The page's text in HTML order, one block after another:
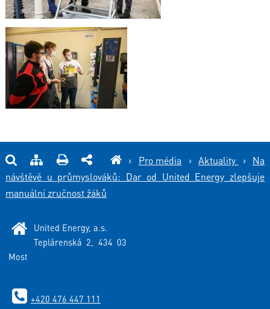
› Pro média › Aktuality › Na
návštěvě u průmyslováků: Dar od United Energy zlepšuje
manuální zručnost žáků
United Energy, a.s.
Teplárenská 2, 434 03
Most
+420 476 447 111